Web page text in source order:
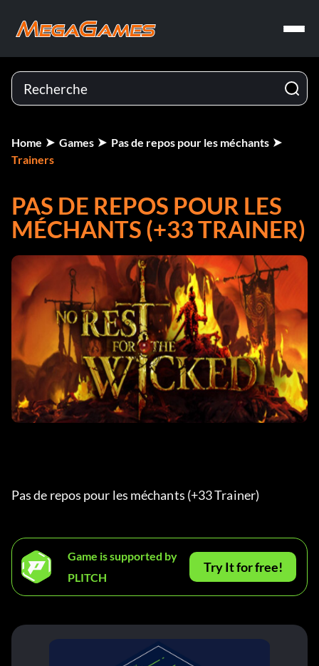
Home Games
Pas de repos pour les méchants
Trainers
PAS DE REPOS POUR LES
MÉCHANTS (+33 TRAINER)
Pas de repos pour les méchants (+33 Trainer)
Game is supported by
PLITCH
Try It for free!